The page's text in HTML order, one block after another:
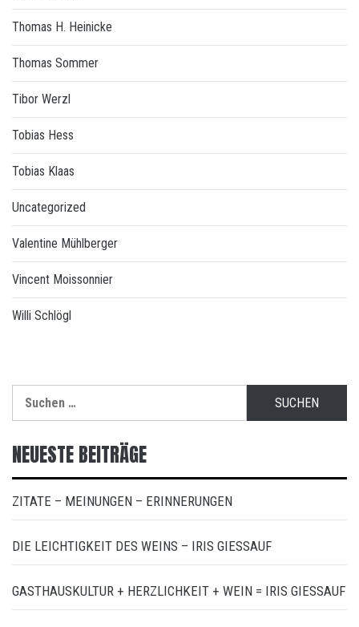
Thomas H. Heinicke
Thomas Sommer
Tibor Werzl
Tobias Hess
Tobias Klaas
Uncategorized
Valentine Mühlberger
Vincent Moissonnier
Willi Schlögl
nach:
NEUESTE BEITRÄGE
ZITATE – MEINUNGEN – ERINNERUNGEN
DIE LEICHTIGKEIT DES WEINS – IRIS GIESSAUF
GASTHAUSKULTUR + HERZLICHKEIT + WEIN = IRIS GIESSAUF